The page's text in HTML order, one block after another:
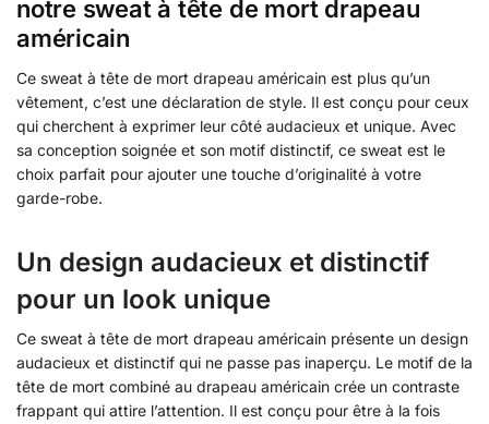
notre sweat à tête de mort drapeau
américain
Ce sweat à tête de mort drapeau américain est plus qu’un
vêtement, c’est une déclaration de style. Il est conçu pour ceux
qui cherchent à exprimer leur côté audacieux et unique. Avec
sa conception soignée et son motif distinctif, ce sweat est le
choix parfait pour ajouter une touche d’originalité à votre
garde-robe.
Un design audacieux et distinctif
pour un look unique
Ce sweat à tête de mort drapeau américain présente un design
audacieux et distinctif qui ne passe pas inaperçu. Le motif de la
tête de mort combiné au drapeau américain crée un contraste
frappant qui attire l’attention. Il est conçu pour être à la fois